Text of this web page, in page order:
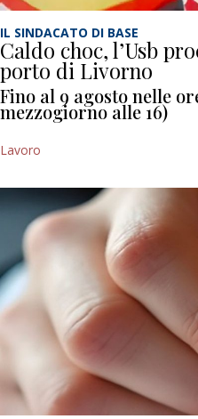
IL SINDACATO DI BASE
Caldo choc, l’Usb
porto di Livorno
Fino al 9 agosto nelle
mezzogiorno alle 16)
Lavoro